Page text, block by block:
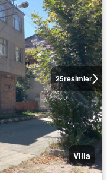
25resimler
Villa